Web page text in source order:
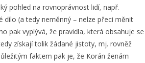
pohled na rovnoprávnost lidí, např.
dílo (a tedy neměnný – nelze přeci měnit
pak vyplývá, že pravidla, která obsahuje se
získají tolik žádané jistoty, mj. rovněž
faktem pak je, že Korán ženám